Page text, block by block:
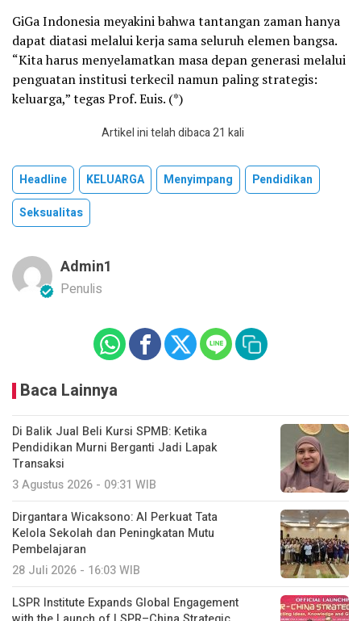
GiGa Indonesia meyakini bahwa tantangan zaman hanya
dapat diatasi melalui kerja sama seluruh elemen bangsa.
“Kita harus menyelamatkan masa depan generasi melalui
penguatan institusi terkecil namun paling strategis:
keluarga,” tegas Prof. Euis. (*)
Artikel ini telah dibaca 21 kali
Headline KELUARGA Menyimpang
Pendidikan
Seksualitas
Admin1
Penulis
Baca Lainnya
Di Balik Jual Beli Kursi SPMB: Ketika
Pendidikan Murni Berganti Jadi Lapak
Transaksi
3 Agustus 2026 - 09:31 WIB
Dirgantara Wicaksono: AI Perkuat Tata
Kelola Sekolah dan Peningkatan Mutu
Pembelajaran
28 Juli 2026 - 16:03 WIB
LSPR Institute Expands Global Engagement